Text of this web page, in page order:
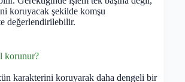
koruyacak şekilde komşu
değerlendirilebilir.
korunur?
karakterini koruyarak daha dengeli bir